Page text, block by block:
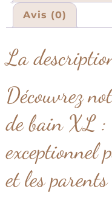
Avis (0)
La
Découvrez
de bain XL
exceptionnel
et les